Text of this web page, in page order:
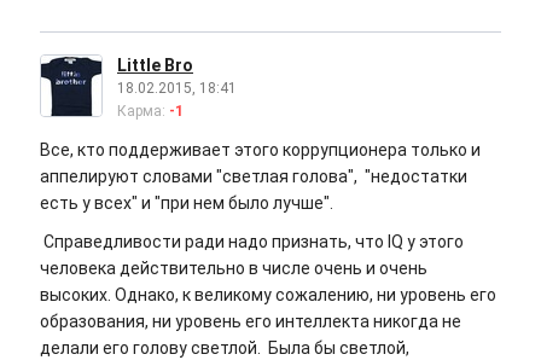
Little Bro
18.02.2015, 18:41
Карма: -1
Все, кто поддерживает этого коррупционера только и
аппелируют словами "светлая голова", "недостатки
есть у всех" и "при нем было лучше".
Справедливости ради надо признать, что IQ у этого
человека действительно в числе очень и очень
высоких. Однако, к великому сожалению, ни уровень его
образования, ни уровень его интеллекта никогда не
делали его голову светлой. Была бы светлой,